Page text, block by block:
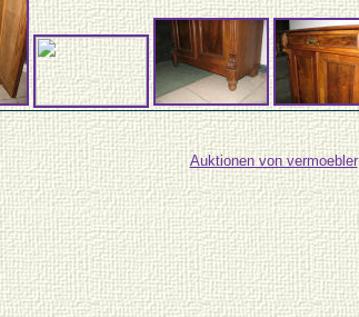
Auktionen von vermoebler